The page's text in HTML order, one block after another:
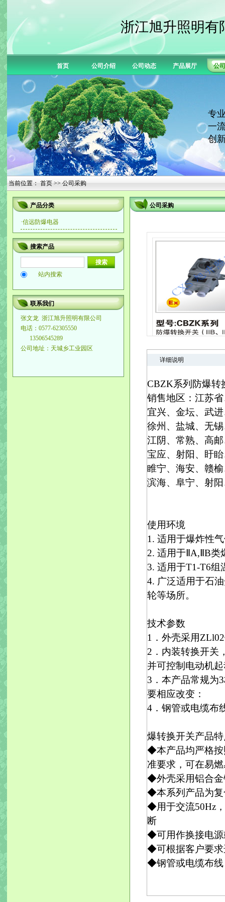
浙江旭升照明有
首页 公司介绍 公司动态 产品展厅 公
专
一
创
当前位置： 首页 >> 公司采购
产品分类
·信远防爆电器
搜索产品
站内搜索
联系我们
张文龙 浙江旭升照明有限公司
电话：0577-62305550
13506545289
公司地址：天城乡工业园区
公司采购
详细说明
CBZK系列防爆转
销售地区：江苏
宜兴、金坛、武
徐州、盐城、无
江阴、常熟、高
宝应、射阳、盱
睢宁、海安、赣
滨海、阜宁、射
使用环境
1. 适用于爆炸性
2. 适用于ⅡA,ⅡB类
3. 适用于T1-T6组
4. 广泛适用于石
轮等场所。
技术参数
1．外壳采用
2．内装转换开关
并可控制电动机
3．本产品常规为
要相应改变：
4．钢管或电缆布
爆转换开关产品
◆本产品均严格按
准要求，可在易
◆外壳采用铝合金
◆本系列产品为复
◆用于交流50Hz
断
◆可用作换接电源
◆可根据客户要求
◆钢管或电缆布线